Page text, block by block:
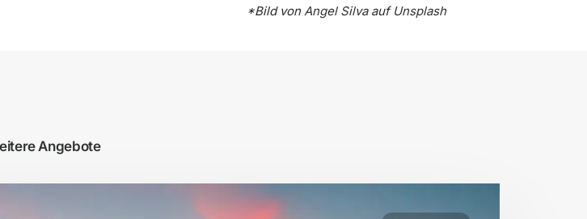
*Bild vonAngel Silvaauf Unsplash
Angebote